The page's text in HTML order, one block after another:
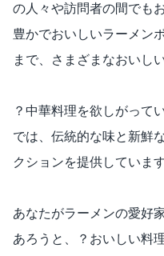
の人々や訪問者の間でも
豊かでおいしいラーメン
まで、さまざまなおいし
？中華料理を欲しがって
では、伝統的な味と新鮮
クションを提供していま
あなたがラーメンの愛好
あろうと、？おいしい料